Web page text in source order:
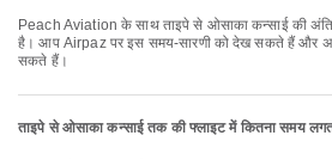
Peach Aviation के साथ ताइपे से ओसाका कन्साई की अंतिम उड़ान 18:50 बजे प्रस्थान करती
है। आप Airpaz पर इस समय-सारणी को देख सकते हैं और
सकते हैं।
ताइपे से ओसाका कन्साई तक की फ्लाइट में कितना समय